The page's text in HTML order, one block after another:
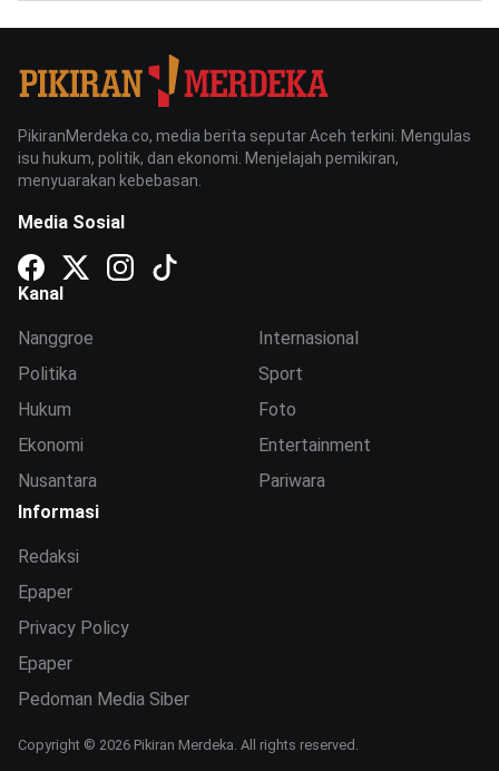
PikiranMerdeka.co, media berita seputar Aceh terkini. Mengulas
isu hukum, politik, dan ekonomi. Menjelajah pemikiran,
menyuarakan kebebasan.
Media Sosial
Kanal
Nanggroe
Politika
Hukum
Ekonomi
Nusantara
Internasional
Sport
Foto
Entertainment
Pariwara
Informasi
Redaksi
Epaper
Privacy Policy
Epaper
Pedoman Media Siber
Copyright © 2026 Pikiran Merdeka. All rights reserved.